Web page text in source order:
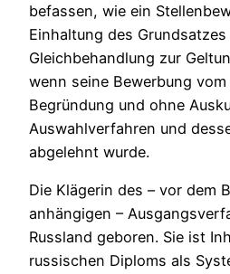
befassen, wie ein
Einhaltung des Grundsatzes
Gleichbehandlung zur
wenn seine Bewerbung
Begründung und ohne
Auswahlverfahren und
abgelehnt wurde.
Die Klägerin des – vor dem
anhängigen –
Russland geboren. Sie ist
russischen Diploms als